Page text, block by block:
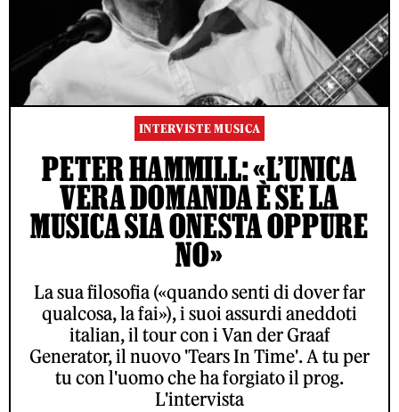
INTERVISTE MUSICA
PETER HAMMILL: «L’UNICA
VERA DOMANDA È SE LA
MUSICA SIA ONESTA OPPURE
NO»
La sua filosofia («quando senti di dover far
qualcosa, la fai»), i suoi assurdi aneddoti
italian, il tour con i Van der Graaf
Generator, il nuovo 'Tears In Time'. A tu per
tu con l'uomo che ha forgiato il prog.
L'intervista